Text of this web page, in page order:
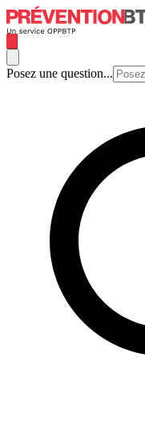
Posez une question...